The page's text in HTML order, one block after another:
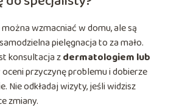
wzmacniać w domu, ale są
pielęgnacja to za mało.
konsultacja zdermatologiem lub
przyczynę problemu i dobierze
Nie odkładaj wizyty, jeśli widzisz
zmiany.